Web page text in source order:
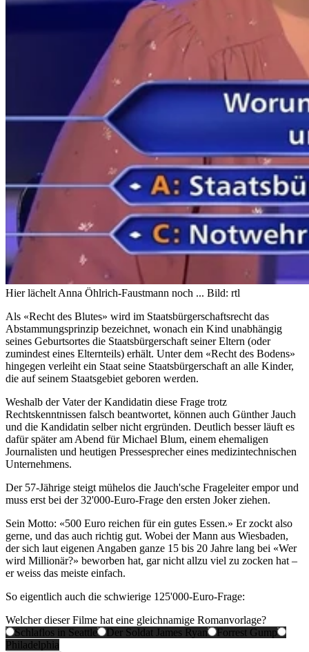
Hier lächelt Anna Öhlrich-Faustmann noch ... Bild: rtl
Als «Recht des Blutes» wird im Staatsbürgerschaftsrecht das
Abstammungsprinzip bezeichnet, wonach ein Kind unabhängig
seines Geburtsortes die Staatsbürgerschaft seiner Eltern (oder
zumindest eines Elternteils) erhält. Unter dem «Recht des Bodens»
hingegen verleiht ein Staat seine Staatsbürgerschaft an alle Kinder,
die auf seinem Staatsgebiet geboren werden.
Weshalb der Vater der Kandidatin diese Frage trotz
Rechtskenntnissen falsch beantwortet, können auch Günther Jauch
und die Kandidatin selber nicht ergründen. Deutlich besser läuft es
dafür später am Abend für Michael Blum, einem ehemaligen
Journalisten und heutigen Pressesprecher eines medizintechnischen
Unternehmens.
Der 57-Jährige steigt mühelos die Jauch'sche Frageleiter empor und
muss erst bei der 32'000-Euro-Frage den ersten Joker ziehen.
Sein Motto: «500 Euro reichen für ein gutes Essen.» Er zockt also
gerne, und das auch richtig gut. Wobei der Mann aus Wiesbaden,
der sich laut eigenen Angaben ganze 15 bis 20 Jahre lang bei «Wer
wird Millionär?» beworben hat, gar nicht allzu viel zu zocken hat –
er weiss das meiste einfach.
So eigentlich auch die schwierige 125'000-Euro-Frage:
Welcher dieser Filme hat eine gleichnamige Romanvorlage?
Schlaflos in Seattle
Der Soldat James Ryan
Forrest Gump
Philadelphia